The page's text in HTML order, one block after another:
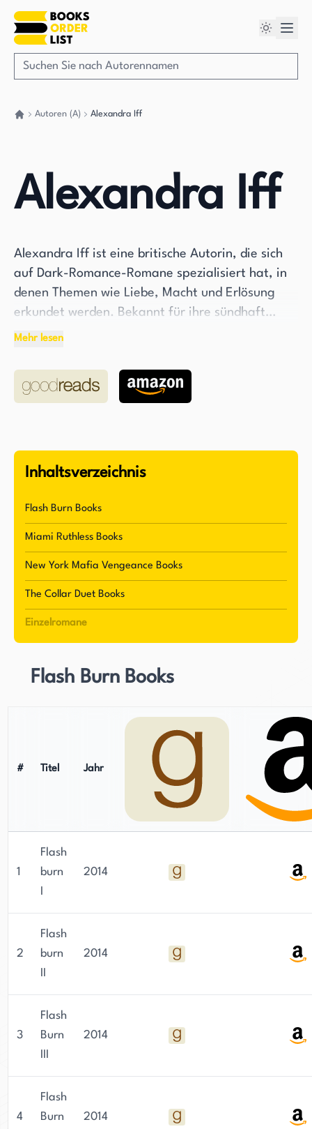
Autoren (A) Alexandra Iff
Alexandra Iff
Alexandra Iff ist eine britische Autorin, die sich
auf Dark-Romance-Romane spezialisiert hat, in
denen Themen wie Liebe, Macht und Erlösung
erkundet werden. Bekannt für ihre sündhaft
fesselnden Erzählungen, erschafft sie
und willensstarken weiblichen Protagonistinnen,
die ihnen die Stirn bieten. Ihre Werke sprechen
Charakteren fasziniert sind.
Schreibtätigkeit mit dem Familienleben und
ihrem geliebten Hund. Als selbsternannte
widmet sie die meiste Zeit dem Verfassen ihrer
charaktergetriebene Geschichten wider, die
Grenzen ausloten und dabei eine
Mehr lesen
Inhaltsverzeichnis
Flash Burn Books
Miami Ruthless Books
New York Mafia Vengeance Books
The Collar Duet Books
Einzelromane
Flash Burn Books
# Titel Jahr
1
Flash
burn
2014
2
Flash
burn
2014
3
Flash
Burn
2014
4
Flash
Burn
2014